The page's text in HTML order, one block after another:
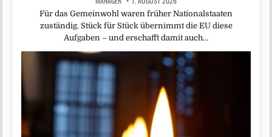
Für das Gemeinwohl waren früher Nationalstaaten
zuständig. Stück für Stück übernimmt die EU diese
Aufgaben – und erschafft damit auch…